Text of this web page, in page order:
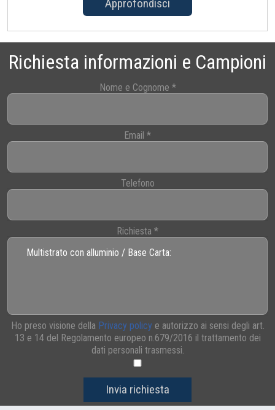
Approfondisci
Richiesta informazioni e Campioni
Nome e Cognome *
Email *
Telefono
Richiesta *
Ho preso visione della Privacy policy e autorizzo ai sensi degli art.
13 e 14 del Regolamento europeo n.679/2016 il trattamento dei
dati personali trasmessi.
Invia richiesta